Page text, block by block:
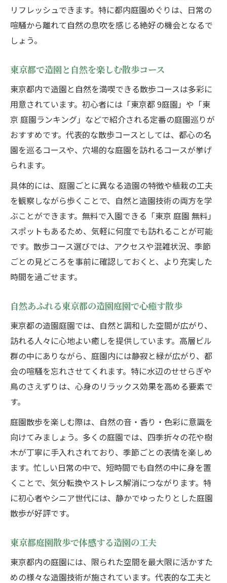
リフレッシュできます。特に都内庭園めぐりは、日常の
喧騒から離れて自然の息吹を感じる絶好の機会となるで
しょう。
東京都で造園と自然を楽しむ散歩コース
東京都内で造園と自然を満喫できる散歩コースは多彩に
用意されています。初心者には「東京都 9庭園」や「東
京 庭園ランキング」などで紹介される定番の庭園巡りが
おすすめです。代表的な散歩コースとしては、都心の名
園を巡るコースや、穴場的な庭園を訪れるコースが挙げ
られます。
具体的には、庭園ごとに異なる造園の特徴や植栽の工夫
を観察しながら歩くことで、自然と造園技術の両方を学
ぶことができます。無料で入園できる「東京 庭園 無料」
スポットもあるため、気軽に何度でも訪れることが可能
です。散歩コース選びでは、アクセスや混雑状況、季節
ごとの見どころを事前に確認しておくと、より充実した
時間を過ごせます。
自然あふれる東京都の造園庭園で心癒す散歩
東京都の造園庭園では、自然と調和した空間が広がり、
訪れる人々に心地よい癒しを提供しています。高層ビル
群の中にありながら、庭園内には静寂と緑が広がり、都
会の喧騒を忘れさせてくれます。特に水辺のせせらぎや
鳥のさえずりは、心身のリラックス効果を高める要素で
す。
庭園散歩を楽しむ際は、自然の音・香り・色彩に意識を
向けてみましょう。多くの庭園では、四季折々の花や樹
木が丁寧に手入れされており、季節ごとの表情を楽しめ
ます。忙しい日常の中で、短時間でも自然の中に身を置
くことで、気分転換やストレス解消につながります。特
に初心者やシニア世代には、静かでゆったりとした庭園
散歩が好評です。
東京都庭園散歩で体感する造園の工夫
東京都内の庭園には、限られた空間を最大限に活かすた
めの様々な造園技術が施されています。代表的な工夫と